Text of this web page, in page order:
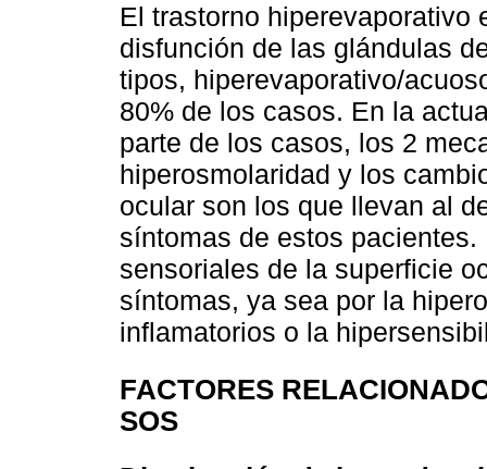
El trastorno hiperevaporativo
disfunción de las glándulas
tipos, hiperevaporativo/
80% de los casos. En la
parte de los casos, los 2
hiperosmolaridad y los
ocular son los que llevan al
síntomas de estos
sensoriales de la superficie
síntomas, ya sea por la
inflamatorios o la
FACTORES
SOS